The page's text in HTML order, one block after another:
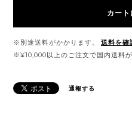
カート
※別途送料がかかります。
送料を確
※¥10,000以上のご注文で国内送料が
通報する